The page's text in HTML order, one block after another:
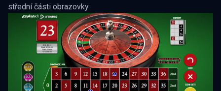
střední části obrazovky.